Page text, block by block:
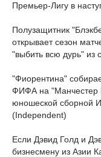
Премьер-Лигу в
Полузащитник
открывает сезон
"выбить всю дурь" из
"Фиорентина"
ФИФА на "Манчестер
юношеской сборной
(Independent)
Если Дэвид Голд и
бизнесмену из Азии